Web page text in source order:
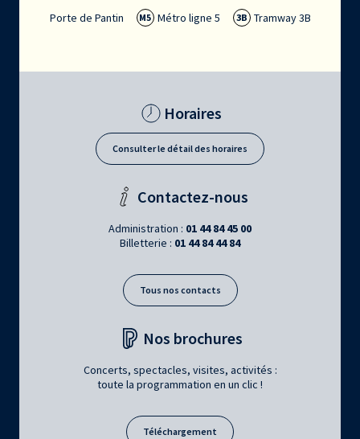
Porte de Pantin M5 Métro ligne 5 3B Tramway 3B
Horaires
Consulter le détail des horaires
Contactez-nous
Administration : 01 44 84 45 00
Billetterie : 01 44 84 44 84
Tous nos contacts
Nos brochures
Concerts, spectacles, visites, activités :
toute la programmation en un clic !
Téléchargement